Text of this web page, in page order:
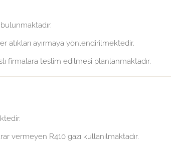
atıkları ayırmaya yönlendirilmektedir.
firmalara teslim edilmesi planlanmaktadır.
vermeyen R410 gazı kullanılmaktadır.